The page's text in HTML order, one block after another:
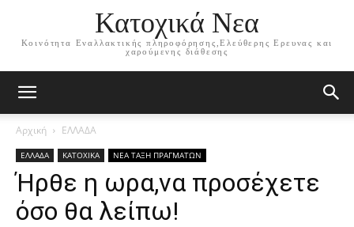
Κατοχικά Νεα
Κοινότητα Εναλλακτικής πληροφόρησης,Ελεύθερης Ερευνας και
χαρούμενης διάθεσης
Αρχική ΕΛΛΑΔΑ
ΕΛΛΑΔΑ ΚΑΤΟΧΙΚΑ ΝΕΑ ΤΑΞΗ ΠΡΑΓΜΑΤΩΝ
Ήρθε η ωρα,να προσέχετε
όσο θα λείπω!